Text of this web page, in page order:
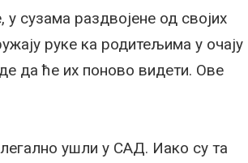
сузама раздвојене од својих
руке ка родитељима у очају
да ће их поново видети. Ове
ушли у САД. Иако су та